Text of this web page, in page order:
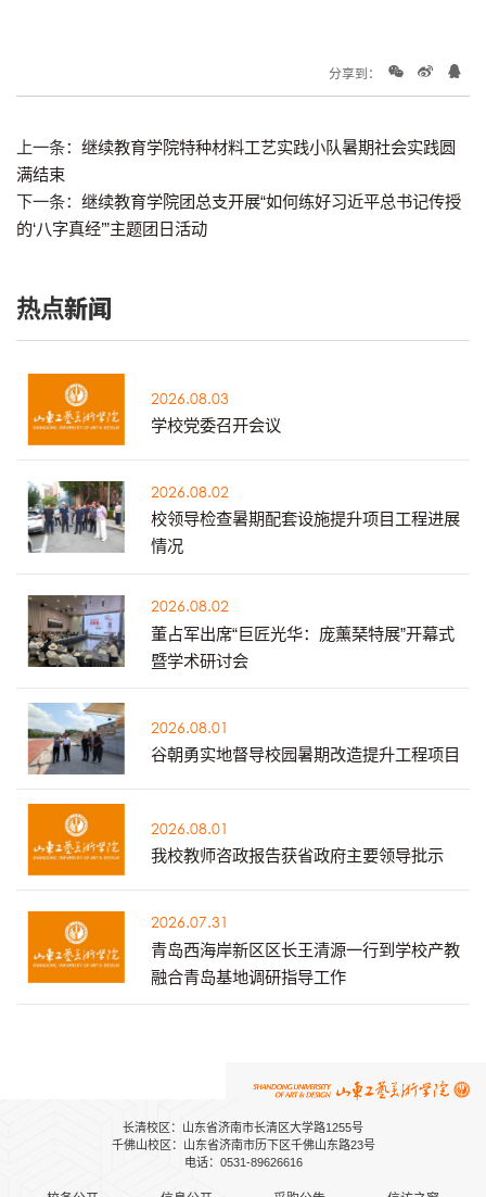
分享到：
上一条： 继续教育学院特种材料工艺实践小队暑期社会实践圆
满结束
下一条： 继续教育学院团总支开展“如何练好习近平总书记传授
的‘八字真经’”主题团日活动
热点新闻
2026.08.03
学校党委召开会议
2026.08.02
校领导检查暑期配套设施提升项目工程进展
情况
2026.08.02
董占军出席“巨匠光华：庞薰琹特展”开幕式
暨学术研讨会
2026.08.01
谷朝勇实地督导校园暑期改造提升工程项目
2026.08.01
我校教师咨政报告获省政府主要领导批示
2026.07.31
青岛西海岸新区区长王清源一行到学校产教
融合青岛基地调研指导工作
长清校区：山东省济南市长清区大学路1255号
千佛山校区：山东省济南市历下区千佛山东路23号
电话：0531-89626616